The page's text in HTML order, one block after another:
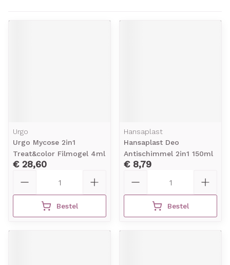
Urgo
Urgo Mycose 2in1
Treat&color Filmogel 4ml
€ 28,60
Bestel
Hansaplast
Hansaplast Deo
Antischimmel 2in1 150ml
€ 8,79
Bestel